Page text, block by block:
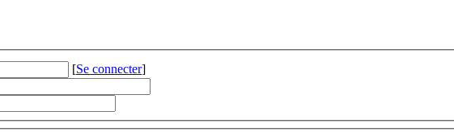
[Se connecter]